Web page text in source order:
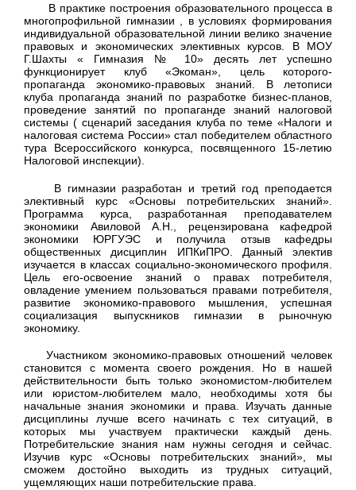
В практике построения образовательного процесса в
многопрофильной гимназии , в условиях формирования
индивидуальной образовательной линии велико значение
правовых и экономических элективных курсов. В МОУ
Г.Шахты « Гимназия № 10» десять лет успешно
функционирует клуб «Экоман», цель которого-
пропаганда экономико-правовых знаний. В летописи
клуба пропаганда знаний по разработке бизнес-планов,
проведение занятий по пропаганде знаний налоговой
системы ( сценарий заседания клуба по теме «Налоги и
налоговая система России» стал победителем областного
тура Всероссийского конкурса, посвященного 15-летию
Налоговой инспекции).
В гимназии разработан и третий год преподается
элективный курс «Основы потребительских знаний».
Программа курса, разработанная преподавателем
экономики Авиловой А.Н., рецензирована кафедрой
экономики ЮРГУЭС и получила отзыв кафедры
общественных дисциплин ИПКиПРО. Данный электив
изучается в классах социально-экономического профиля.
Цель его-освоение знаний о правах потребителя,
овладение умением пользоваться правами потребителя,
развитие экономико-правового мышления, успешная
социализация выпускников гимназии в рыночную
экономику.
Участником экономико-правовых отношений человек
становится с момента своего рождения. Но в нашей
действительности быть только экономистом-любителем
или юристом-любителем мало, необходимы хотя бы
начальные знания экономики и права. Изучать данные
дисциплины лучше всего начинать с тех ситуаций, в
которых мы участвуем практически каждый день.
Потребительские знания нам нужны сегодня и сейчас.
Изучив курс «Основы потребительских знаний», мы
сможем достойно выходить из трудных ситуаций,
ущемляющих наши потребительские права.